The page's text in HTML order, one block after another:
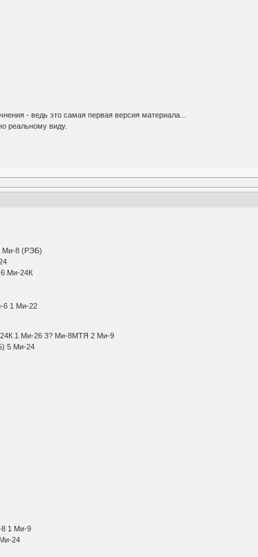
- ведь это самая первая версия материала...
реальному виду.
?? Ми-8 (РЭБ)
20 Ми-24
Ми-8 6 Ми-24К
22
6 1 Ми-22
1 Ми-26 3? Ми-8МТЯ 2 Ми-9
8 (РЭБ) 5 Ми-24
8
9
9
8
Ми-8 1 Ми-9
8 20 Ми-24